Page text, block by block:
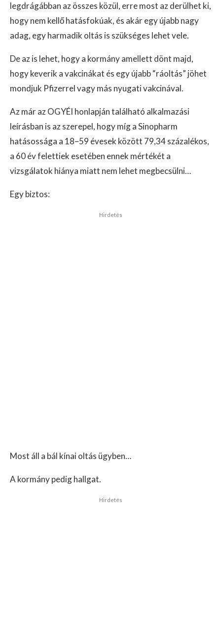
legdrágábban az összes közül, erre most az derülhet ki,
hogy nem kellő hatásfokúak, és akár egy újabb nagy
adag, egy harmadik oltás is szükséges lehet vele.
De az is lehet, hogy a kormány amellett dönt majd,
hogy keverik a vakcinákat és egy újabb “ráoltás” jöhet
mondjuk Pfizerrel vagy más nyugati vakcinával.
Az már az OGYÉI honlapján található alkalmazási
leírásban is az szerepel, hogy míg a Sinopharm
hatásossága a 18–59 évesek között 79,34 százalékos,
a 60 év felettiek esetében ennek mértékét a
vizsgálatok hiánya miatt nem lehet megbecsülni…
Egy biztos:
Hirdetés
Most áll a bál kínai oltás ügyben…
A kormány pedig hallgat.
Hirdetés